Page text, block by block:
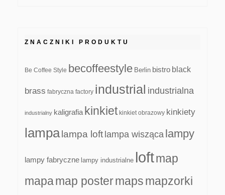
ZNACZNIKI PRODUKTU
Be Coffee Style becoffeestyle Berlin bistro black
brass fabryczna factory industrial industrialna
industrialny kaligrafia kinkiet kinkiet obrazowy kinkiety
lampa lampa loft lampa wisząca lampy
lampy fabryczne lampy industrialne loftmap
mapamap postermapsmapzorki